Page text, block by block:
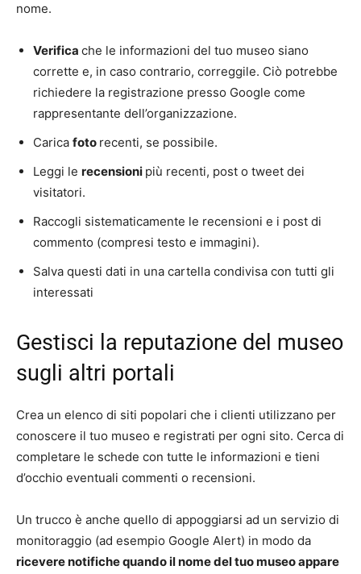
nome.
Verifica che le informazioni del tuo museo siano
corrette e, in caso contrario, correggile. Ciò potrebbe
richiedere la registrazione presso Google come
rappresentante dell’organizzazione.
Carica foto recenti, se possibile.
Leggi le recensioni più recenti, post o tweet dei
visitatori.
Raccogli sistematicamente le recensioni e i post di
commento (compresi testo e immagini).
Salva questi dati in una cartella condivisa con tutti gli
interessati
Gestisci la reputazione del museo
sugli altri portali
Crea un elenco di siti popolari che i clienti utilizzano per
conoscere il tuo museo e registrati per ogni sito. Cerca di
completare le schede con tutte le informazioni e tieni
d’occhio eventuali commenti o recensioni.
Un trucco è anche quello di appoggiarsi ad un servizio di
monitoraggio (ad esempio Google Alert) in modo da
ricevere notifiche quando il nome del tuo museo appare